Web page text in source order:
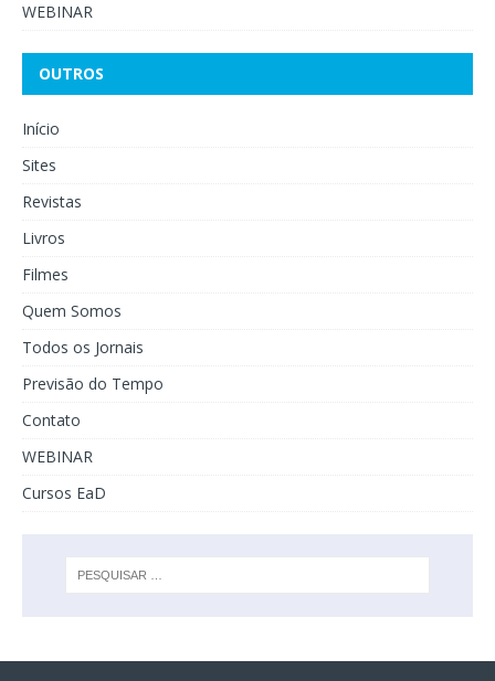
WEBINAR
OUTROS
Início
Sites
Revistas
Livros
Filmes
Quem Somos
Todos os Jornais
Previsão do Tempo
Contato
WEBINAR
Cursos EaD